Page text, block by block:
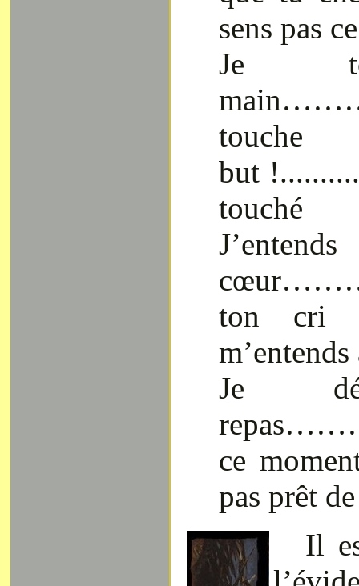
sens pas
Je
but
touché
ton cri
Je
ce
pas prêt
Il